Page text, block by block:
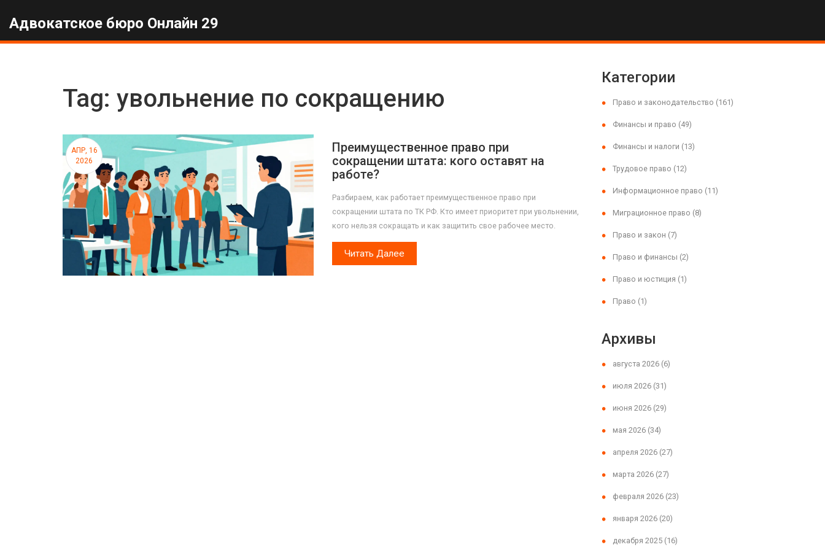
Адвокатское бюро Онлайн 29
Tag: увольнение по сокращению
АПР, 16
2026
Преимущественное право при
сокращении штата: кого оставят на
работе?
Разбираем, как работает преимущественное право при
сокращении штата по ТК РФ. Кто имеет приоритет при увольнении,
кого нельзя сокращать и как защитить свое рабочее место.
Читать Далее
Категории
Право и законодательство (161)
Финансы и право (49)
Финансы и налоги (13)
Трудовое право (12)
Информационное право (11)
Миграционное право (8)
Право и закон (7)
Право и финансы (2)
Право и юстиция (1)
Право (1)
Архивы
августа 2026 (6)
июля 2026 (31)
июня 2026 (29)
мая 2026 (34)
апреля 2026 (27)
марта 2026 (27)
февраля 2026 (23)
января 2026 (20)
декабря 2025 (16)